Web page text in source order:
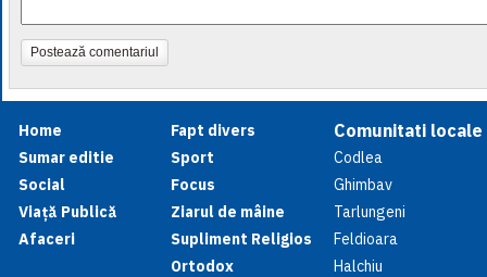
Postează comentariul
Home
Sumar editie
Social
Viață Publică
Afaceri
Fapt divers
Sport
Focus
Ziarul de mâine
Supliment Religios
Ortodox
Comunitati locale
Codlea
Ghimbav
Tarlungeni
Feldioara
Halchiu